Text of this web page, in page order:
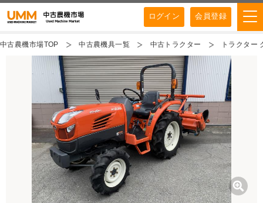
ログイン 会員登録
中古農機市場TOP 中古農機具一覧 中古トラクター トラクター